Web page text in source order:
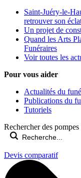
Saint-Juéry-le-
retrouver son
Un projet de
Quand les Arts
Funéraires
Voir toutes les
Pour vous aider
Actualités du
Publications du
Tutoriels
Rechercher des
Devis comparatif